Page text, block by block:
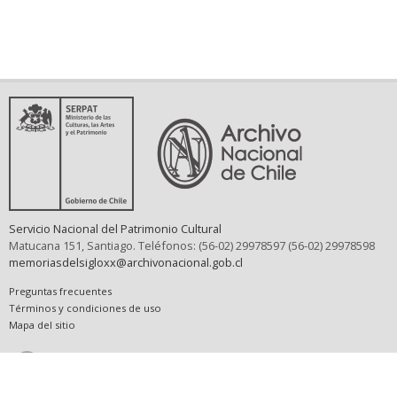
Servicio Nacional del Patrimonio Cultural
Matucana 151, Santiago. Teléfonos: (56-02) 29978597 (56-02) 29978598
memoriasdelsigloxx@archivonacional.gob.cl
Preguntas frecuentes
Términos y condiciones de uso
Mapa del sitio